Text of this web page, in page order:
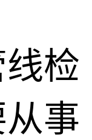
检
事